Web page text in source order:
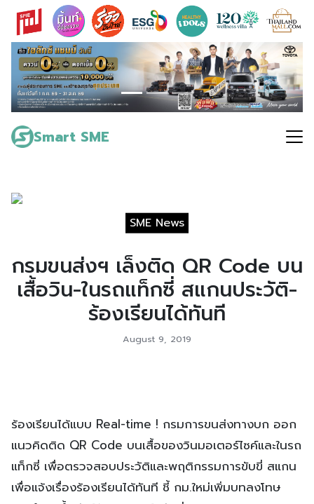
Skip
content
Smart SME
Search
for:
SME News
กรมขนส่งฯ เล็งติด QR Code บน
เสื้อวิน-ในรถแท็กซี่ สแกนประวัติ-
ร้องเรียนได้ทันที
August 9, 2019
ร้องเรียนได้แบบ Real-time ! กรมการขนส่งทางบก ออก
แนวคิดติด QR Code บนเสื้อของวินมอเตอร์ไซค์และในรถ
แท็กซี่ เพื่อตรวจสอบประวัติและพฤติกรรมการขับขี่ สแกน
เพื่อแจ้งเรื่องร้องเรียนได้ทันที ชี้ กม.ใหม่เพิ่มบทลงโทษ